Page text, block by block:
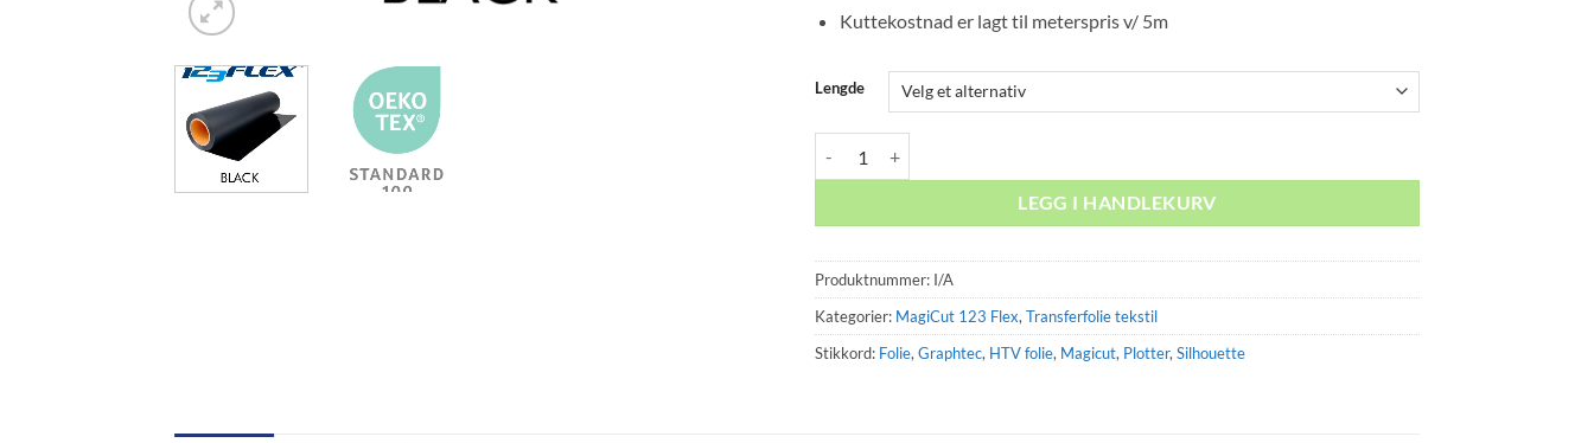
Kuttekostnad er lagt til meterspris v/ 5m
Lengde
LEGG I HANDLEKURV
Produktnummer: I/A
Kategorier: MagiCut 123 Flex, Transferfolie tekstil
Stikkord: Folie, Graphtec, HTV folie, Magicut, Plotter, Silhouette